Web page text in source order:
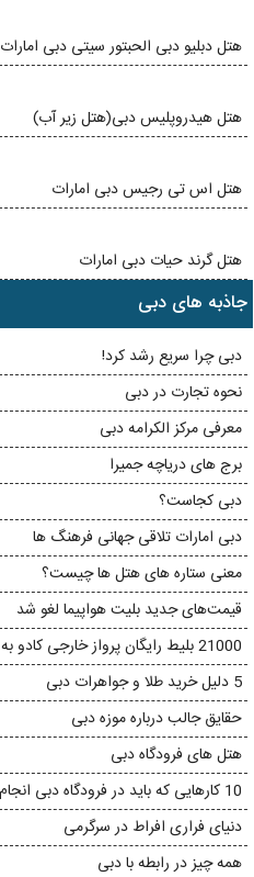
هتل دبلیو دبی الحبتور سیتی دبی امارات
هتل هیدروپلیس دبی(هتل زیر آب)
هتل اس تی رجیس دبی امارات
هتل گرند حیات دبی امارات
جاذبه های دبی
دبی چرا سریع رشد کرد!
نحوه تجارت در دبی
معرفی مرکز الکرامه دبی
برج های دریاچه جمیرا
دبی کجاست؟
دبی امارات تلاقی جهانی فرهنگ ها
معنی ستاره های هتل ها چیست؟
قیمت‌های جدید بلیت هواپیما لغو شد
21000 بلیط رایگان پرواز خارجی کادو به معلمان
5 دلیل خرید طلا و جواهرات دبی
حقایق جالب درباره موزه دبی
هتل های فرودگاه دبی
10 کارهایی که باید در فرودگاه دبی انجام شود
دنیای فراری افراط در سرگرمی
همه چیز در رابطه با دبی